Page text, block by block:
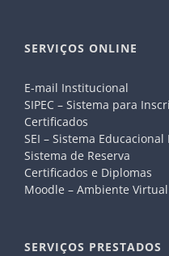
SERVIÇOS ONLINE
E-mail Institucional
SIPEC – Sistema para
Certificados
SEI – Sistema
Sistema de Reserva
Certificados e Diplomas
Moodle – Ambiente Virtual
SERVIÇOS PRESTADOS